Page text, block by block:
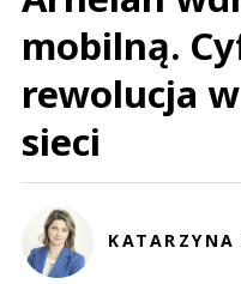
mobilną.
rewolucja
sieci